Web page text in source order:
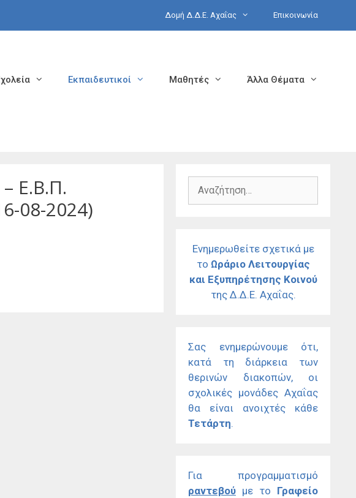
Δομή Δ.Δ.Ε. Αχαΐας Επικοινωνία
Εκπαιδευτικοί Μαθητές Άλλα Θέματα
Ε.Β.Π.
08-2024)
Αναζήτηση
Ενημερωθείτε σχετικά με
το Ωράριο Λειτουργίας
και Εξυπηρέτησης Κοινού
της Δ.Δ.Ε. Αχαΐας.
Σας ενημερώνουμε ότι,
κατά τη διάρκεια των
θερινών διακοπών, οι
σχολικές μονάδες Αχαΐας
θα είναι ανοιχτές κάθε
Τετάρτη.
Για προγραμματισμό
ραντεβού με το Γραφείο